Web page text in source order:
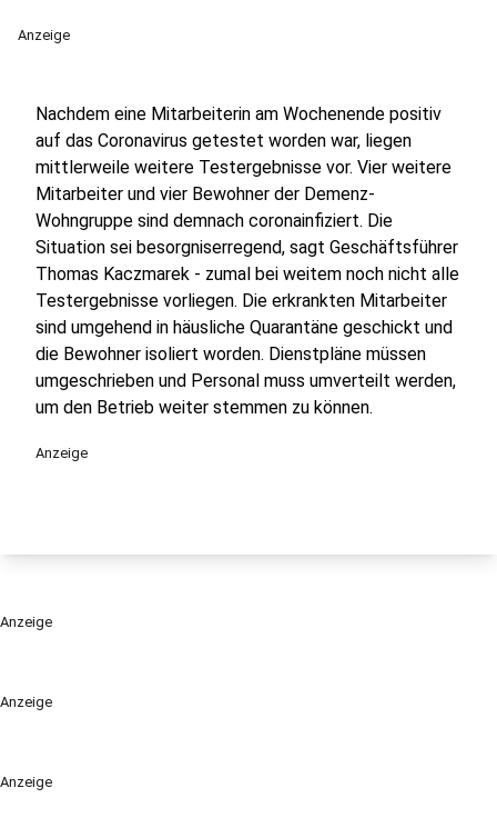
Anzeige
Anzeige
Anzeige
Nachdem eine Mitarbeiterin am Wochenende positiv
auf das Coronavirus getestet worden war, liegen
mittlerweile weitere Testergebnisse vor. Vier weitere
Mitarbeiter und vier Bewohner der Demenz-
Wohngruppe sind demnach coronainfiziert. Die
Situation sei besorgniserregend, sagt Geschäftsführer
Thomas Kaczmarek - zumal bei weitem noch nicht alle
Testergebnisse vorliegen. Die erkrankten Mitarbeiter
sind umgehend in häusliche Quarantäne geschickt und
die Bewohner isoliert worden. Dienstpläne müssen
umgeschrieben und Personal muss umverteilt werden,
um den Betrieb weiter stemmen zu können.
Anzeige
Anzeige